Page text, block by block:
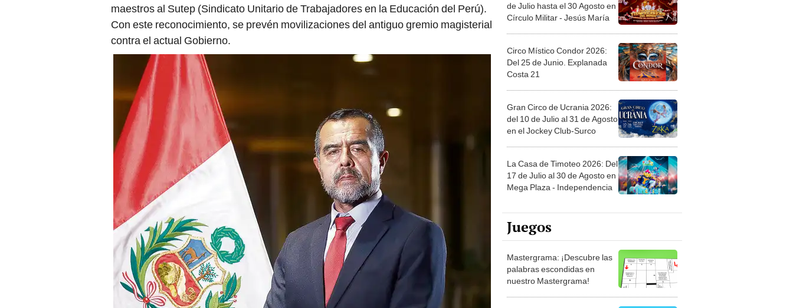
maestros al Sutep (Sindicato Unitario de Trabajadores en la Educación del Perú).
Con este reconocimiento, se prevén movilizaciones del antiguo gremio magisterial
contra el actual Gobierno.
de Julio hasta el 30 Agosto en
Círculo Militar - Jesús María
Circo Místico Condor 2026:
Del 25 de Junio. Explanada
Costa 21
Gran Circo de Ucrania 2026:
del 10 de Julio al 31 de Agosto
en el Jockey Club-Surco
La Casa de Timoteo 2026: Del
17 de Julio al 30 de Agosto en
Mega Plaza - Independencia
Juegos
Mastergrama: ¡Descubre las
palabras escondidas en
nuestro Mastergrama!